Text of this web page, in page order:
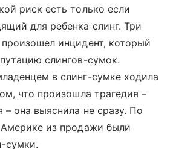
риск есть только если
для ребенка слинг. Три
инцидент, который
слингов-сумок.
в слинг-сумке ходила
что произошла трагедия –
– она выяснила не сразу. По
из продажи были
сумки.